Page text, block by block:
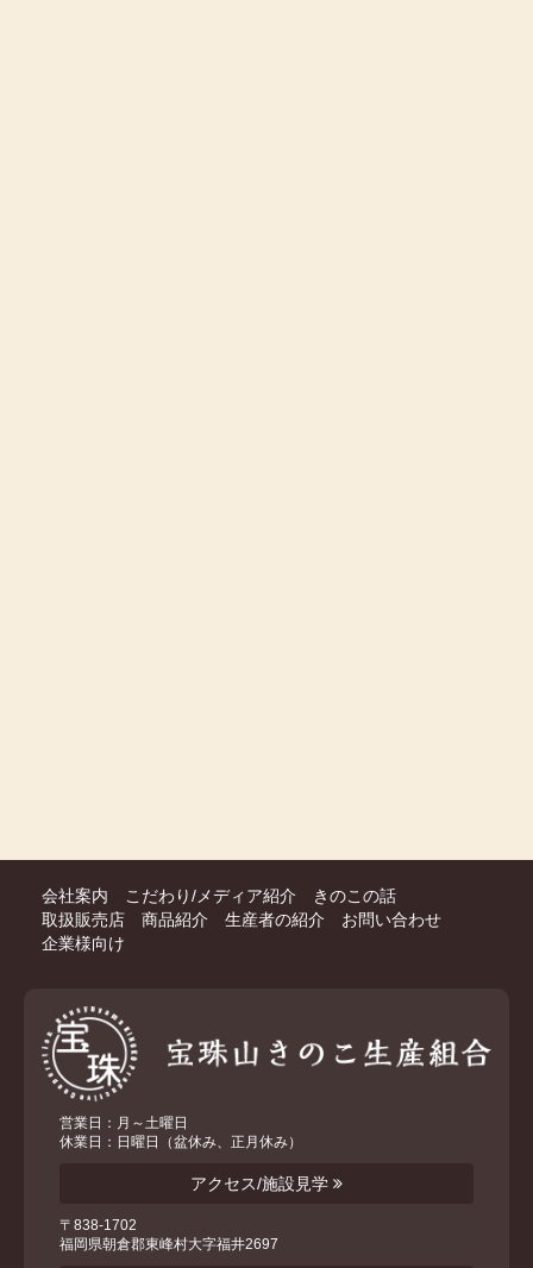
会社案内 こだわり/メディア紹介
きのこの話
取扱販売店
商品紹介 生産者の紹介
お問い合わせ
企業様向け
営業日：月～土曜日
休業日：日曜日（盆休み、正月休み）
アクセス/施設見学
〒838-1702
福岡県朝倉郡東峰村大字福井2697